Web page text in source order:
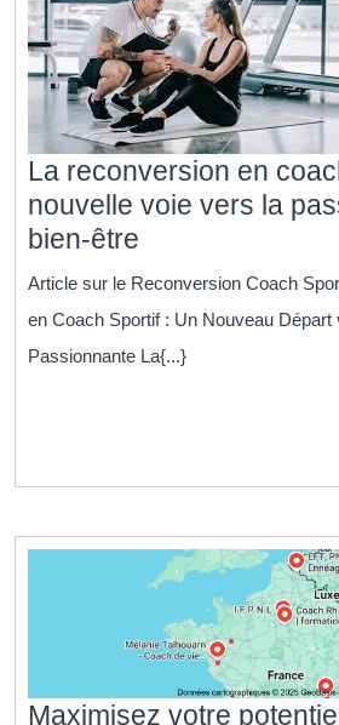
La reconversion en
nouvelle voie vers la
bien-être
reconversion
en
sportif
vers
la
passion
et
bien-
Article sur le Reconversion Coach
en Coach Sportif : Un Nouveau Départ
Passionnante La{...}
Maximisez votre